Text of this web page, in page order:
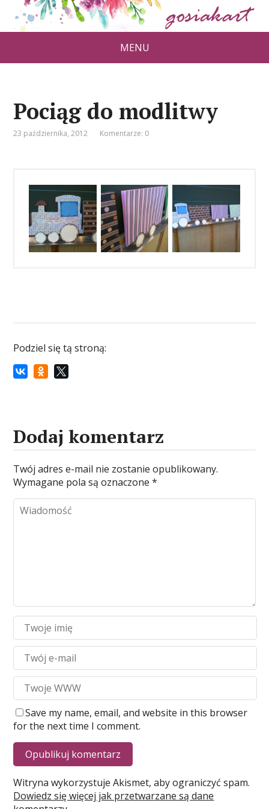
MENU
Pociąg do modlitwy
23 października, 2012 Komentarze: 0
Podziel się tą stroną:
Dodaj komentarz
Twój adres e-mail nie zostanie opublikowany.
Wymagane pola są oznaczone*
Save my name, email, and website in this browser
for the next time I comment.
Witryna wykorzystuje Akismet, aby ograniczyć spam.
Dowiedz się więcej jak przetwarzane są dane